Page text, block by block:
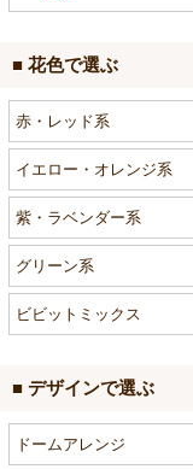
■ 花色で選ぶ
赤・レッド系
イエロー・オレンジ系
紫・ラベンダー系
グリーン系
ビビットミックス
■ デザインで選ぶ
ドームアレンジ